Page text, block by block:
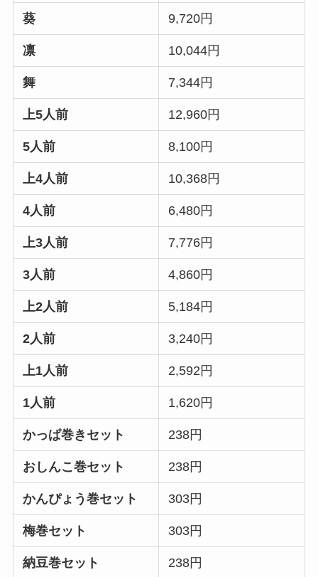
葵 9,720円
凛 10,044円
舞 7,344円
上5人前 12,960円
5人前 8,100円
上4人前 10,368円
4人前 6,480円
上3人前 7,776円
3人前 4,860円
上2人前 5,184円
2人前 3,240円
上1人前 2,592円
1人前 1,620円
かっぱ巻きセット 238円
おしんこ巻セット 238円
かんぴょう巻セット 303円
梅巻セット 303円
納豆巻セット 238円